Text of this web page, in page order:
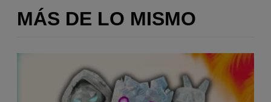
MÁS DE LO MISMO